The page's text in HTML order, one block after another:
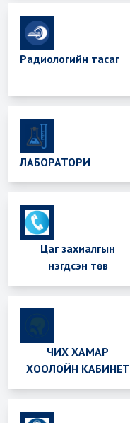
Радиологийн тасаг
ЛАБОРАТОРИ
Цаг захиалгын
нэгдсэн төв
ЧИХ ХАМАР
ХООЛОЙН КАБИНЕТ